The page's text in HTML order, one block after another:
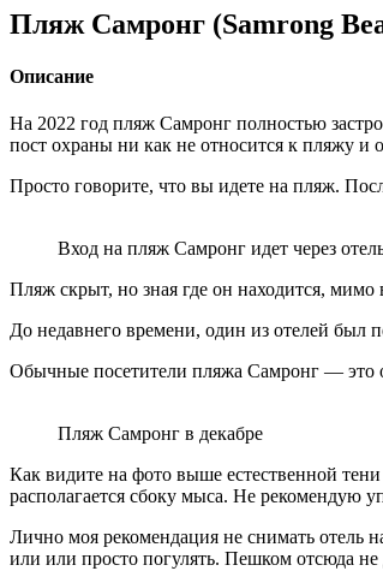
Пляж Самронг (Samrong
Описание
На 2022 год пляж Самронг полностью
пост охраны ни как не относится к пляжу и
Просто говорите, что вы идете на пляж.
Вход на пляж Самронг идет через
Пляж скрыт, но зная где он находится, мимо
До недавнего времени, один из отелей был
Обычные посетители пляжа Самронг — это
Пляж Самронг в декабре
Как видите на фото выше естественной
располагается сбоку мыса. Не рекомендую
Лично моя рекомендация не снимать отель
или или просто погулять. Пешком отсюда не